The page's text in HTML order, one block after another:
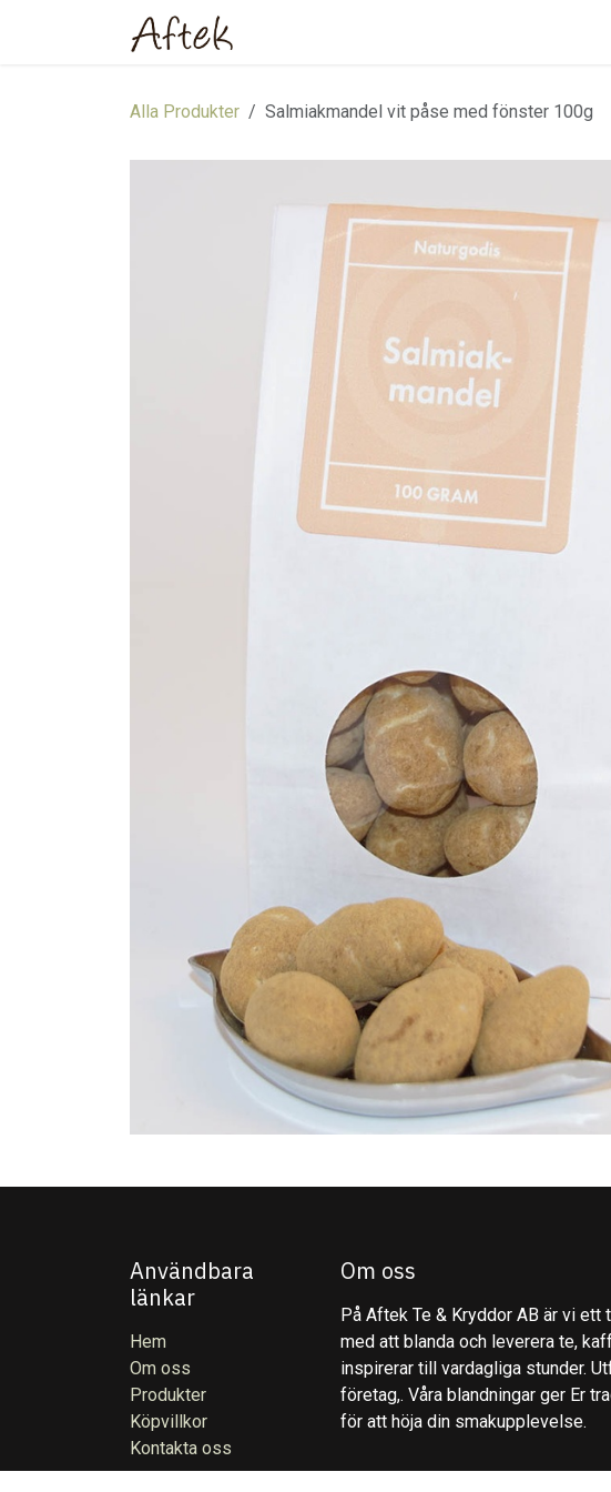
Alla Produkter Salmiakmandel vit påse med fönster 100g
Användbara
länkar
Hem
Om oss
Produkter
Köpvillkor
Kontakta oss
Om oss
På Aftek Te & Kryddor AB är vi
med att blanda och leverera te,
inspirerar till vardagliga stunder.
företag,. Våra blandningar ger Er
för att höja din smakupplevelse.